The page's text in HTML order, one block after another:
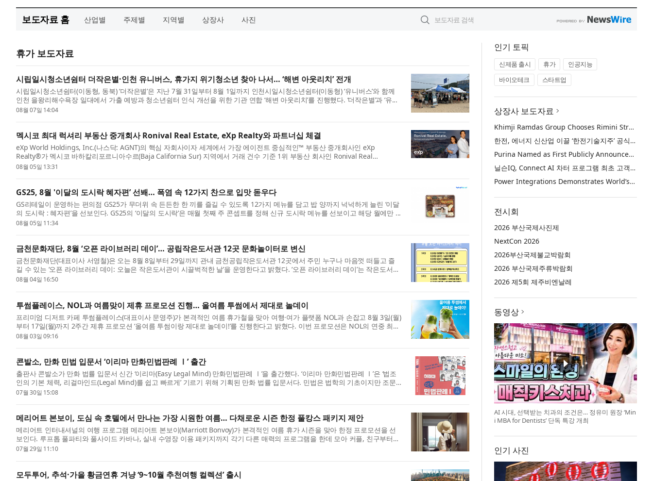
보도자료 홈 산업별 주제별 지역별 상장사 사진
휴가 보도자료
시립일시청소년쉼터 더작은별·인천 유니버스, 휴가지 위기청소년 찾아 나서… ‘해변 아웃리치’ 전개
시립일시청소년쉼터(이동형, 동북) ‘더작은별’은 지난 7월 31일부터 8월 1일까지 인천시일시청소년쉼터(이동형) ‘유니버스’와 함께
인천 을왕리해수욕장 일대에서 가출 예방과 청소년쉼터 인식 개선을 위한 기관 연합 ‘해변 아웃리치’를 진행했다. ‘더작은별’과 ‘유...
08월 07일 14:04
멕시코 최대 럭셔리 부동산 중개회사 Ronival Real Estate, eXp Realty와 파트너십 체결
eXp World Holdings, Inc.(나스닥: AGNT)의 핵심 자회사이자 세계에서 가장 에이전트 중심적인™ 부동산 중개회사인 eXp
Realty®가 멕시코 바하칼리포르니아수르(Baja California Sur) 지역에서 거래 건수 기준 1위 부동산 회사인 Ronival Real
Estate(이하 Ronival)...
08월 05일 13:31
GS25, 8월 '이달의 도시락 혜자편’ 선봬… 폭염 속 12가지 찬으로 입맛 돋우다
GS리테일이 운영하는 편의점 GS25가 무더위 속 든든한 한 끼를 즐길 수 있도록 12가지 메뉴를 담고 밥 양까지 넉넉하게 늘린 ‘이달
의 도시락 : 혜자편’을 선보인다. GS25의 ‘이달의 도시락’은 매월 첫째 주 콘셉트를 정해 신규 도시락 메뉴를 선보이고 해당 월에만 ...
08월 05일 11:34
금천문화재단, 8월 ‘오픈 라이브러리 데이’… 공립작은도서관 12곳 문화놀이터로 변신
금천문화재단(대표이사 서영철)은 오는 8월 8일부터 29일까지 관내 금천공립작은도서관 12곳에서 주민 누구나 마음껏 떠들고 즐
길 수 있는 ‘오픈 라이브러리 데이: 오늘은 작은도서관이 시끌벅적한 날’을 운영한다고 밝혔다. ‘오픈 라이브러리 데이’는 작은도서관
을 ...
08월 04일 16:50
투썸플레이스, NOL과 여름맞이 제휴 프로모션 진행… 올여름 투썸에서 제대로 놀데이
프리미엄 디저트 카페 투썸플레이스(대표이사 문영주)가 본격적인 여름 휴가철을 맞아 여행·여가 플랫폼 NOL과 손잡고 8월 3일(월)
부터 17일(월)까지 2주간 제휴 프로모션 ‘올여름 투썸이랑 제대로 놀데이!’를 진행한다고 밝혔다. 이번 프로모션은 NOL의 연중 최대
...
08월 03일 09:16
콘발소, 만화 민법 입문서 ‘이리마 만화민법판례 Ⅰ’ 출간
출판사 콘발소가 만화 법률 입문서 신간 ‘이리마(Easy Legal Mind) 만화민법판례 Ⅰ’을 출간했다. ‘이리마 만화민법판례 Ⅰ’은 ‘법조
인의 기본 체력, 리걸마인드(Legal Mind)를 쉽고 빠르게’ 기르기 위해 기획된 만화 법률 입문서다. 민법은 법학의 기초이지만 조문
과 ...
07월 30일 15:08
메리어트 본보이, 도심 속 호텔에서 만나는 가장 시원한 여름… 다채로운 시즌 한정 풀캉스 패키지 제안
메리어트 인터내셔널의 여행 프로그램 메리어트 본보이(Marriott Bonvoy)가 본격적인 여름 휴가 시즌을 맞아 한정 프로모션을 선
보인다. 루프톱 풀파티와 풀사이드 카바나, 실내 수영장 이용 패키지까지 각기 다른 매력의 프로그램을 한데 모아 커플, 친구부터
가족 ...
07월 29일 11:10
모두투어, 추석·가을 황금연휴 겨냥 ‘9~10월 추천여행 컬렉션’ 출시
인기 토픽
신제품 출시 휴가
인공지능
바이오테크
스타트업
상장사 보도자료
Khimji Ramdas Group Chooses Rimini Street to Reduce SAP Support Costs, Protect 700+ Customizations and Reinvest Savings in Innovation
한전, 에너지 신산업 이끌 ‘한전기술지주’ 공식 출범
Purina Named as First Publicly Announced NIQ ConnectAI Charter Client
닐슨IQ, Connect AI 차터 프로그램 최초 고객사 ‘퓨리나’ 선정
Power Integrations Demonstrates World’s First 2200 V GaN Technology for Next-Era High-Voltage Power Systems
전시회
2026 부산국제사진제
NextCon 2026
2026부산국제불교박람회
2026 부산국제주류박람회
2026 제5회 제주비엔날레
동영상
AI 시대, 선택받는 치과의 조건은… 정유미 원장 ‘Min
i MBA for Dentists’ 단독 특강 개최
인기 사진